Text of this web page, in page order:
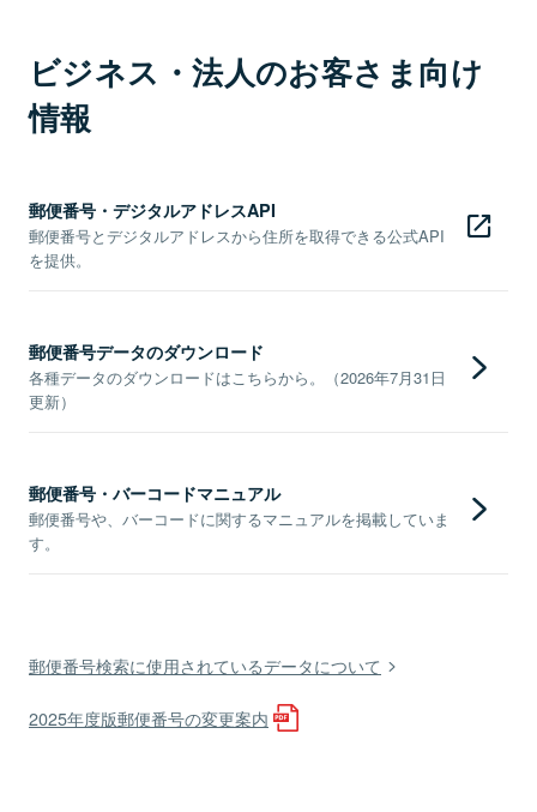
ビジネス・法人のお客さま向け
情報
郵便番号・デジタルアドレスAPI
郵便番号とデジタルアドレスから住所を取得できる公式API
を提供。
郵便番号データのダウンロード
各種データのダウンロードはこちらから。（2026年7月31日
更新）
郵便番号・バーコードマニュアル
郵便番号や、バーコードに関するマニュアルを掲載していま
す。
郵便番号検索に使用されているデータについて
2025年度版郵便番号の変更案内